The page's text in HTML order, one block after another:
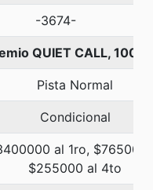
-3674-
QUIET CALL, 1000
Pista Normal
Condicional
al 1ro,
$255000 al 4to